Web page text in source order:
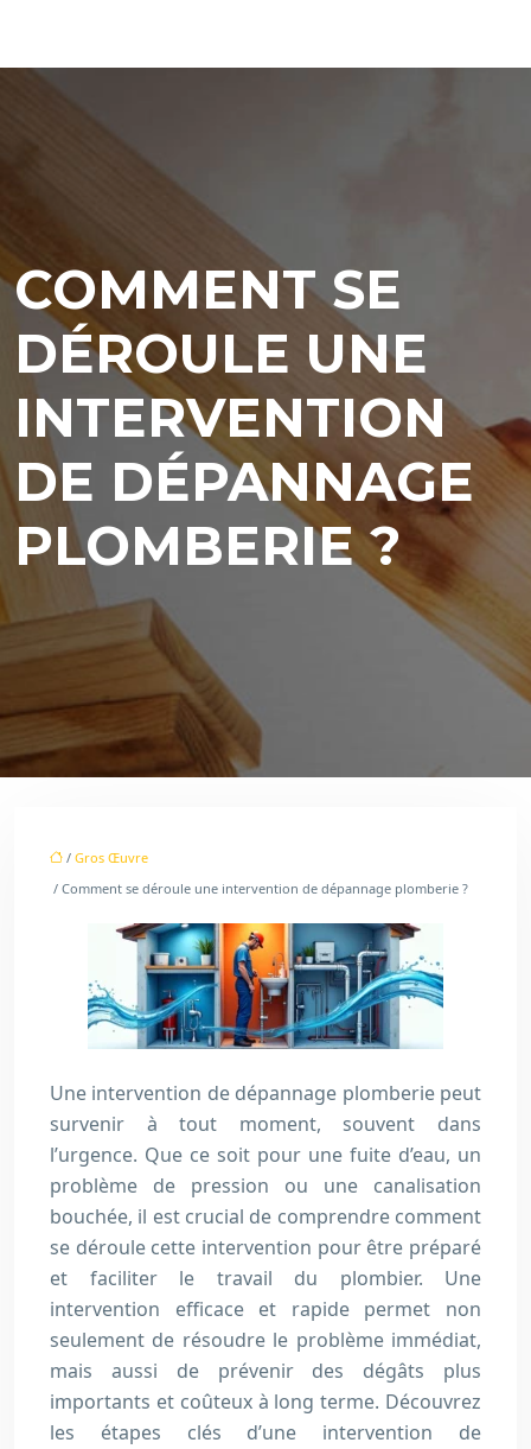
COMMENT SE
DÉROULE UNE
INTERVENTION
DE DÉPANNAGE
PLOMBERIE ?
/ Gros Œuvre
/ Comment se déroule une intervention de dépannage plomberie ?
Une intervention de dépannage plomberie peut
survenir à tout moment, souvent dans
l’urgence. Que ce soit pour une fuite d’eau, un
problème de pression ou une canalisation
bouchée, il est crucial de comprendre comment
se déroule cette intervention pour être préparé
et faciliter le travail du plombier. Une
intervention efficace et rapide permet non
seulement de résoudre le problème immédiat,
mais aussi de prévenir des dégâts plus
importants et coûteux à long terme. Découvrez
les étapes clés d’une intervention de